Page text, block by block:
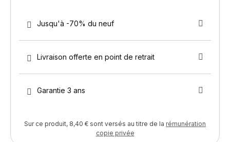
Jusqu'à -70% du neuf
Livraison offerte en point de retrait
Garantie 3 ans
Sur ce produit, 8,40 € sont versés au titre de la rémunération
copie privée